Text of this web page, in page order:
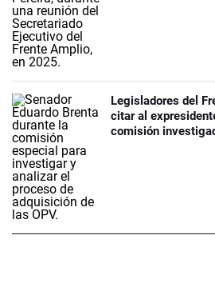
Legisladores del
citar al
comisión